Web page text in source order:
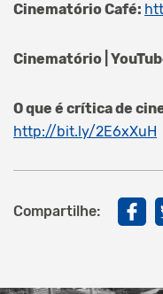
Cinematório Café:
Cinematório |
O que é crítica de
http://bit.ly/2E6xXuH
Compartilhe: